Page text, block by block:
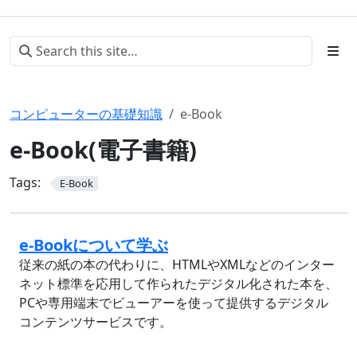
コンピューターの基礎知識 e-Book
e-Book(電子書籍)
Tags: E-Book
e-Bookについて学ぶ
従来の紙の本の代わりに、HTMLやXMLなどのインター
ネット標準を応用して作られたデジタル化された本を、
PCや専用端末でビューアーを使って提供するデジタル
コンテンツサービスです。